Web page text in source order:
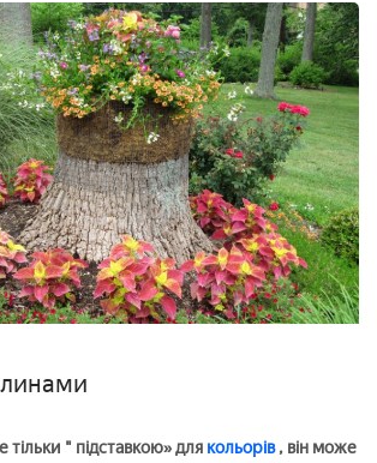
" підставкою» для кольорів, він може